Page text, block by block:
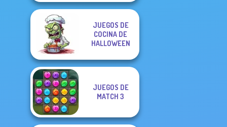
JUEGOS DE
COCINA DE
HALLOWEEN
JUEGOS DE
MATCH 3